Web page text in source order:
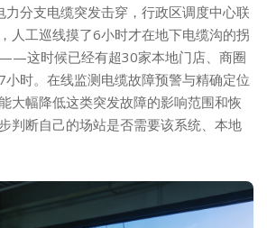
分支电缆突发击穿，行政区调度中心联
人工巡线摸了6小时才在地下电缆沟的拐
这时候已经有超30家本地门店、商圈
时。在线监测电缆故障预警与精确定位
大幅降低这类突发故障的影响范围和恢
判断自己的场站是否需要该系统、本地